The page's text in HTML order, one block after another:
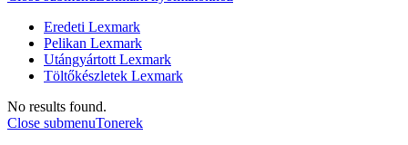
Eredeti Lexmark
Pelikan Lexmark
Utángyártott Lexmark
Töltőkészletek Lexmark
No results found.
Close submenuTonerek